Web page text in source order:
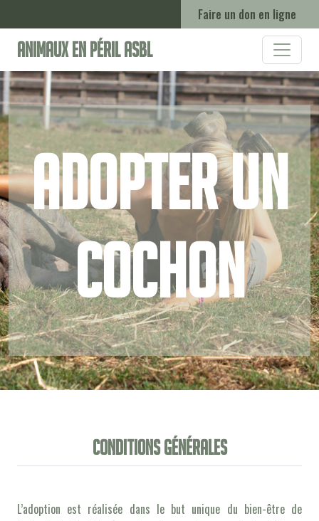
Faire un don en ligne
Animaux en Péril ASBL
Adopter un
cochon
Conditions générales
L’adoption est réalisée dans le but unique du bien-être de